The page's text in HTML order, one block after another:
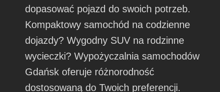
dopasować pojazd do swoich potrzeb.
Kompaktowy samochód na codzienne
dojazdy? Wygodny SUV na rodzinne
wycieczki? Wypożyczalnia samochodów
Gdańsk oferuje różnorodność
dostosowaną do Twoich preferencji.